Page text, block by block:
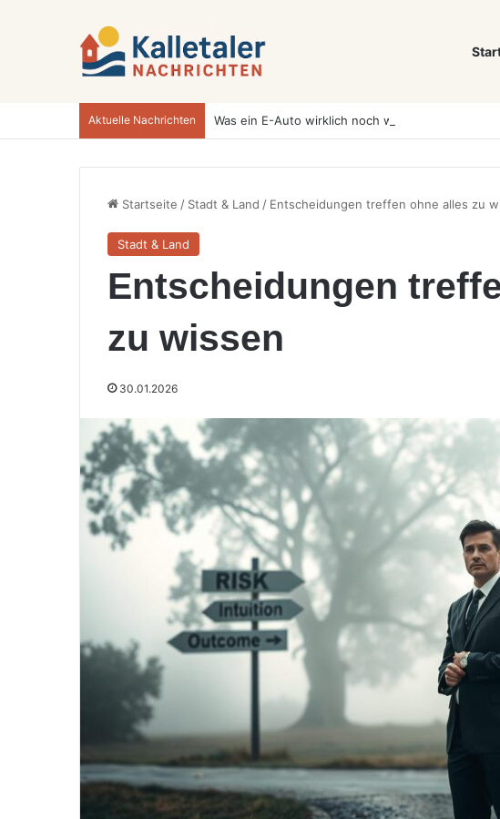
Aktuelle Nachrichten
Startseite / Stadt & Land / Entscheidungen treffen ohne alles zu
Stadt & Land
Entscheidungen
zu wissen
30.01.2026